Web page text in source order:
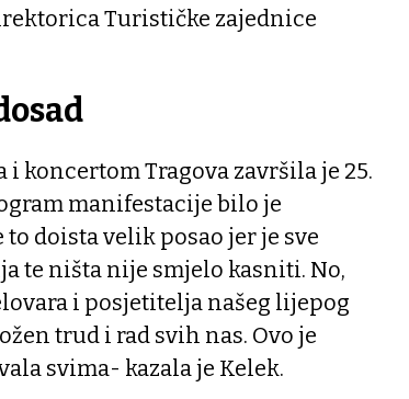
Turističke zajednice
i koncertom Tragova završila je 25.
manifestacije bilo je
doista velik posao jer je sve
te ništa nije smjelo kasniti. No,
i posjetitelja našeg lijepog
trud i rad svih nas. Ovo je
svima- kazala je Kelek.